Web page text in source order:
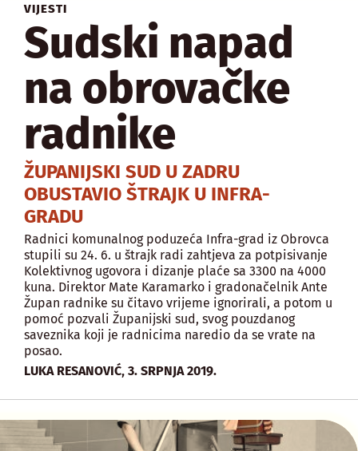
VIJESTI
Sudski napad
na obrovačke
radnike
ŽUPANIJSKI SUD U ZADRU
OBUSTAVIO ŠTRAJK U INFRA-
GRADU
Radnici komunalnog poduzeća Infra-grad iz Obrovca
stupili su 24. 6. u štrajk radi zahtjeva za potpisivanje
Kolektivnog ugovora i dizanje plaće sa 3300 na 4000
kuna. Direktor Mate Karamarko i gradonačelnik Ante
Župan radnike su čitavo vrijeme ignorirali, a potom u
pomoć pozvali Županijski sud, svog pouzdanog
saveznika koji je radnicima naredio da se vrate na
posao.
LUKA RESANOVIĆ, 3. SRPNJA 2019.